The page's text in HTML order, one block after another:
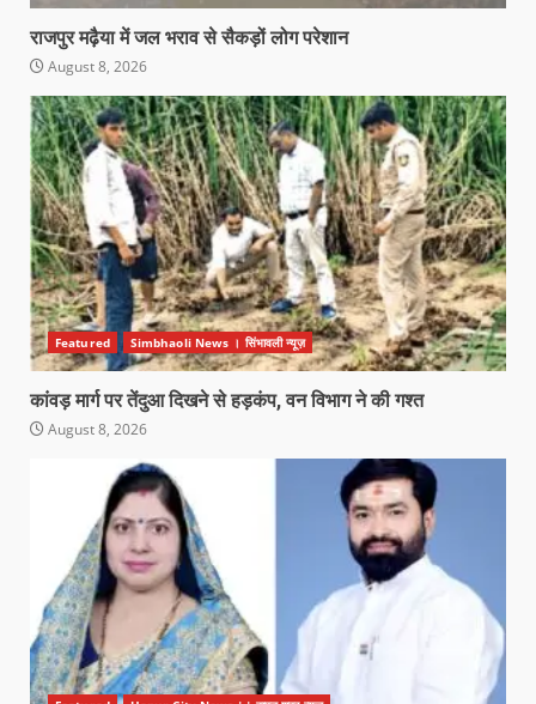
राजपुर मढ़ैया में जल भराव से सैकड़ों लोग परेशान
August 8, 2026
Featured Simbhaoli News । सिंभावली न्यूज़
कांवड़ मार्ग पर तेंदुआ दिखने से हड़कंप, वन विभाग ने की गश्त
August 8, 2026